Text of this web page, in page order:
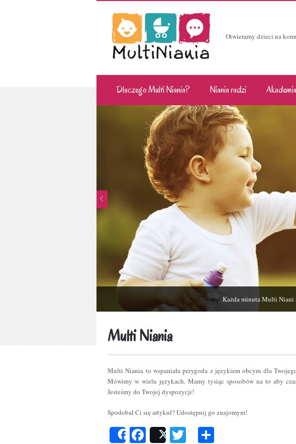
Otwieramy dzieci na
Dlaczego Multi Niania? Niania radzi
Każda minuta Multi Niani
Multi Niania
Multi Niania to wspaniała przygoda z językiem obcym dla
Mówimy w wielu językach. Mamy tysiąc sposobów na to aby
Jesteśmy do Twojej dyspozycji!
Spodobał Ci się artykuł? Udostępnij go znajomym!
ShareFacebook
Post Twitter